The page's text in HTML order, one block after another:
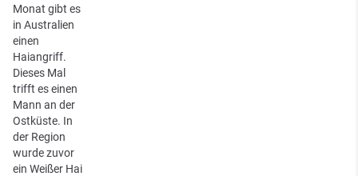
Monat gibt es
in Australien
einen
Haiangriff.
Dieses Mal
trifft es einen
Mann an der
Ostküste. In
der Region
wurde zuvor
ein Weißer Hai